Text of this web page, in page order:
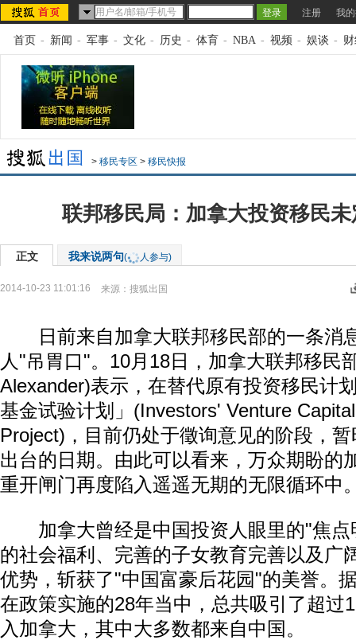
注册 我
首页 - 新闻 - 军事 - 文化 - 历史 - 体育 - NBA - 视频 - 娱谈 -
> 移民专区 > 移民快报
联邦移民局：加拿大投资移民
正文 我来说两句( 人参与)
2014-10-23 11:01:16 来源： 搜狐出国
日前来自加拿大联邦移民部的一条消
人"吊胃口"。10月18日，加拿大联邦移民
Alexander)表示，在替代原有投资移民计
基金试验计划」(Investors' Venture
Project)，目前仍处于徵询意见的阶段，
出台的日期。由此可以看来，万众期盼的
重开闸门再度陷入遥遥无期的无限循环中
加拿大曾经是中国投资人眼里的"焦点
的社会福利、完善的子女教育完善以及广
优势，斩获了"中国富豪后花园"的美誉。
在政策实施的28年当中，总共吸引了超过
入加拿大，其中大多数都来自中国。